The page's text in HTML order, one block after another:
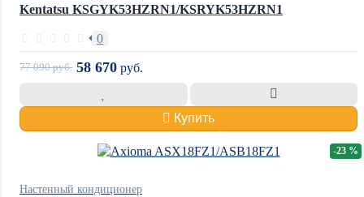
Kentatsu KSGYK53HZRN1/KSRYK53HZRN1
0
77 090руб. 58 670 руб.
Купить
Настенный кондиционер
-23 %